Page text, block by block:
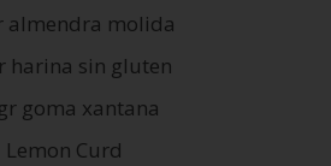
almendra molida
harina sin gluten
goma xantana
Lemon Curd